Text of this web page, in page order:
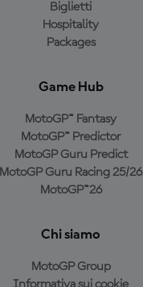
Biglietti
Hospitality
Packages
Game Hub
MotoGP™ Fantasy
MotoGP™ Predictor
MotoGP Guru Predict
MotoGP Guru Racing 25/26
MotoGP™26
Chi siamo
MotoGP Group